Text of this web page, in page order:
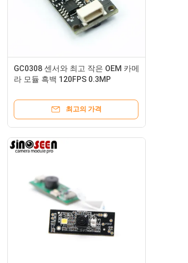
GC0308 센서와 최고 작은 OEM 카메
라 모듈 흑백 120FPS 0.3MP
최고의 가격